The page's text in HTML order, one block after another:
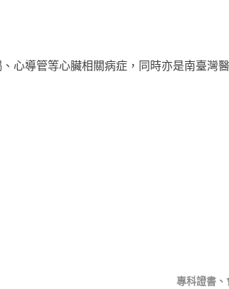
導管等心臟相關病症，同時亦是南臺灣
專科證書、